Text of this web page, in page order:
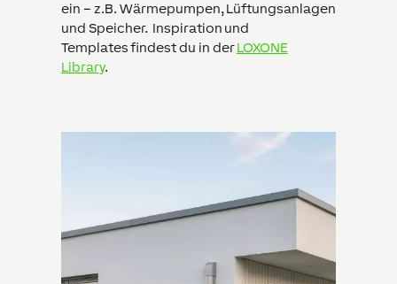
ein – z.B. Wärmepumpen, Lüftungsanlagen
und Speicher. Inspiration und
Templates findest du in derLOXONE
Library.